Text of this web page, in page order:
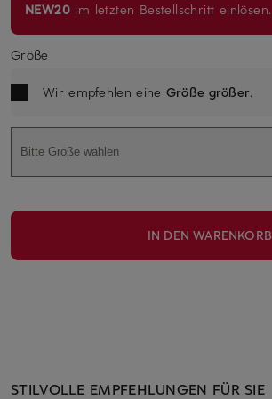
NEW20 im letzten Bestellschritt einlösen.
Größe
Wir empfehlen eine Größe größer.
Bitte Größe wählen
IN DEN WARENKORB
STILVOLLE EMPFEHLUNGEN FÜR SIE